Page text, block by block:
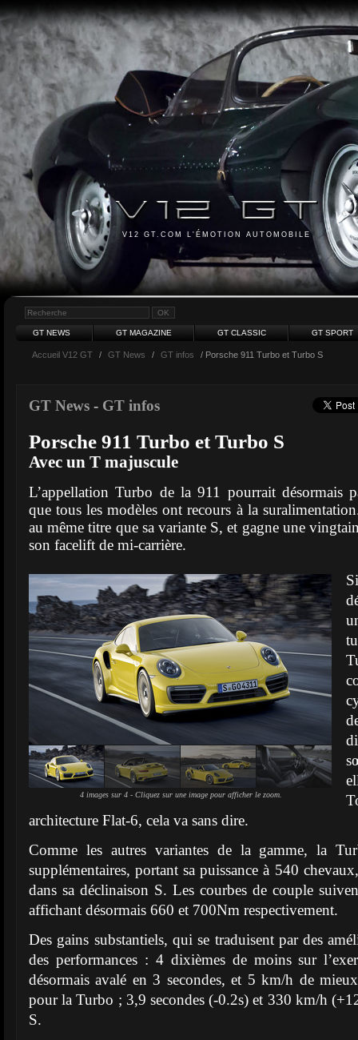
V12 GT.COM L'ÉMOTION AUTOMOBILE
GT NEWS GT MAGAZINE GT CLASSIC GT SPORT
Accueil V12 GT / GT News / GT infos / Porsche 911 Turbo et Turbo S
GT News - GT infos
Porsche 911 Turbo et Turbo S
Avec un T majuscule
L’appellation Turbo de la 911 pourrait désormais
que tous les modèles ont recours à la
au même titre que sa variante S, et gagne une
son facelift de mi-carrière.
4 images sur 4 - Cliquez sur une image pour afficher le zoom.
architecture Flat-6, cela va sans dire.
Comme les autres variantes de la gamme, la
supplémentaires, portant sa puissance à 540
dans sa déclinaison S. Les courbes de couple
affichant désormais 660 et 700Nm respectivement.
Des gains substantiels, qui se traduisent par des
des performances : 4 dixièmes de moins sur
désormais avalé en 3 secondes, et 5 km/h de
pour la Turbo ; 3,9 secondes (-0.2s) et 330 km/h
S.